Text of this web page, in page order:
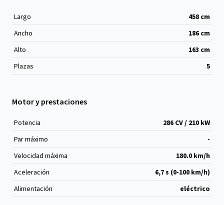
Largo 458 cm
Ancho
186 cm
Alto
163 cm
Plazas
5
Motor y prestaciones
Potencia
286 CV / 210 kW
Par máximo
-
Velocidad máxima
180.0 km/h
Aceleración
6,7 s (0-100 km/h)
Alimentación
eléctrico